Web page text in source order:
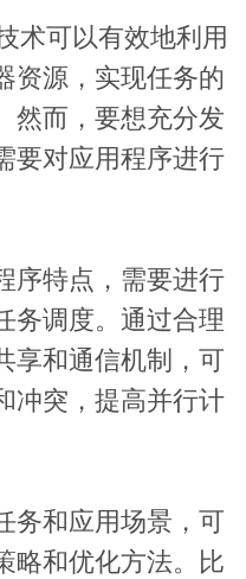
术可以有效地利用
资源，实现任务的
然而，要想充分发
要对应用程序进行
序特点，需要进行
务调度。通过合理
享和通信机制，可
冲突，提高并行计
务和应用场景，可
略和优化方法。比